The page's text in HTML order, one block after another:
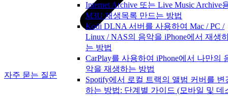
Internet Archive 또는 Live Music Archive
M3U 재생목록 만드는 방법
Kodi DLNA 서버를 사용하여 Mac / PC /
Linux / NAS의 음악을 iPhone에서 재생
는 방법
CarPlay를 사용하여 iPhone에서 나만의
악을 재생하는 방법
Spotify에서 로컬 트랙의 앨범 커버를 변
하는 방법: 단계별 가이드 (모바일 및 데
자주 묻는 질문